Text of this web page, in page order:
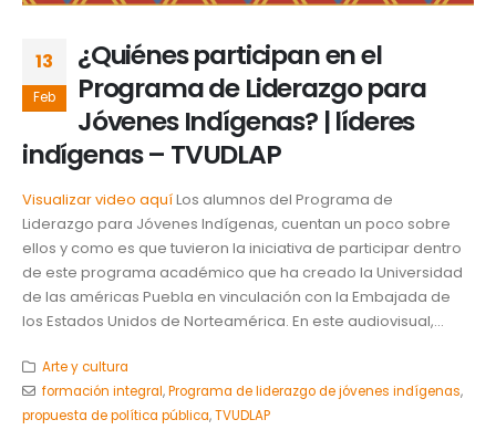
13
Feb
¿Quiénes participan en el
Programa de Liderazgo para
Jóvenes Indígenas? | líderes
indígenas – TVUDLAP
Visualizar video aquíLos alumnos del Programa de
Liderazgo para Jóvenes Indígenas, cuentan un poco sobre
ellos y como es que tuvieron la iniciativa de participar dentro
de este programa académico que ha creado la Universidad
de las américas Puebla en vinculación con la Embajada de
los Estados Unidos de Norteamérica. En este audiovisual,...
Arte y cultura
formación integral,Programa de liderazgo de jóvenes indígenas,
propuesta de política pública,TVUDLAP